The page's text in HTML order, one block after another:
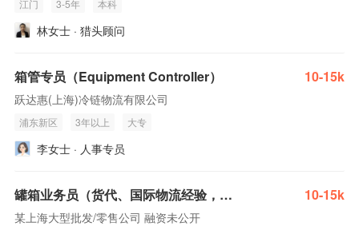
江门 3-5年 本科
林女士 · 猎头顾问
箱管专员（Equipment Controller） 10-15k
跃达惠(上海)冷链物流有限公司
浦东新区 3年以上 大专
李女士 · 人事专员
罐箱业务员（货代、国际物流经验，有集装罐行业客户资源、渠道资源） 10-15k
某上海大型批发/零售公司 融资未公开